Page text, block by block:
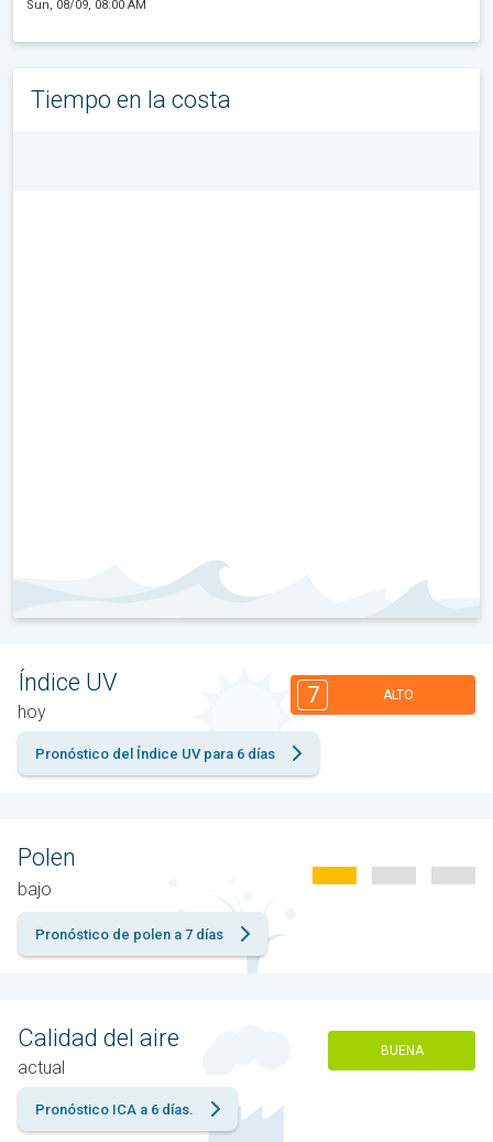
Sun, 08/09, 08:00 AM
Tiempo en la costa
Índice UV
hoy
7 ALTO
Pronóstico del Índice UV para 6 días
Polen
bajo
Pronóstico de polen a 7 días
Calidad del aire
actual
BUENA
Pronóstico ICA a 6 días.